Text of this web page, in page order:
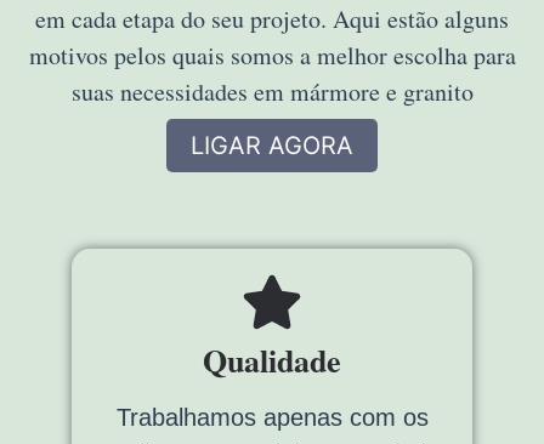
em cada etapa do seu projeto. Aqui estão alguns
motivos pelos quais somos a melhor escolha para
suas necessidades em mármore e granito
LIGAR AGORA
Qualidade
Trabalhamos apenas com os